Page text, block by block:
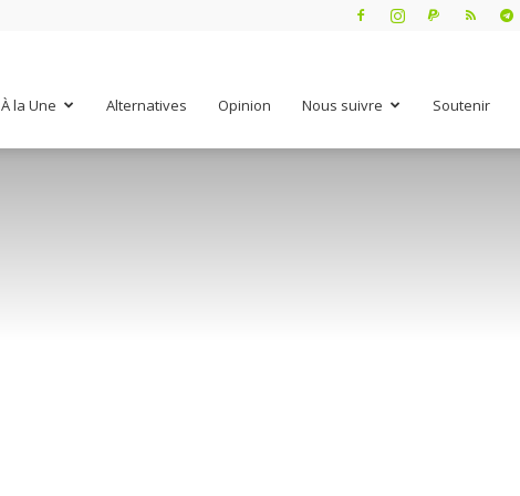
À la Une Alternatives Opinion Nous suivre Soutenir